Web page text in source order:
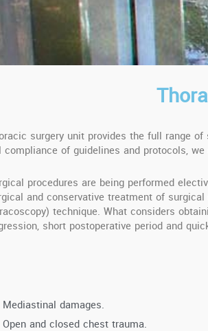
surgery unit provides the full range
compliance of guidelines and protocols,
procedures are being performed
and conservative treatment of
technique. What considers
short postoperative period and
Mediastinal damages.
Open and closed chest trauma.